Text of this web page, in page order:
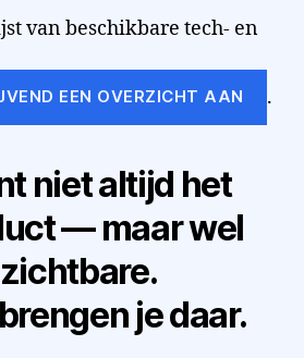
van beschikbare tech- en
EEN OVERZICHT AAN .
niet altijd het
— maar wel
je daar.